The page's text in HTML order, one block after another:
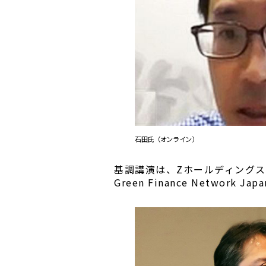
石田氏（オンライン）
基調講演は、Zホールディング
Green Finance Network Japan